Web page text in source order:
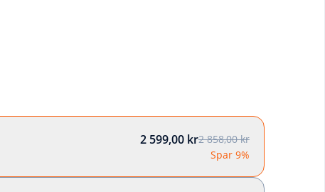
2 599,00 kr2 858,00 kr
Spar 9%